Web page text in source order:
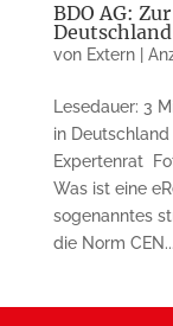
BDO AG:
von Extern |
Lesedauer: 3
in
Expertenrat
Was ist eine
sogenanntes
die Norm CEN...